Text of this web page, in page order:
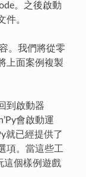
。之後啟動
件。
。我們將從零
上面案例複製
到啟動器
會啟動運
就已經提供了
項。當這些工
這個樣例遊戲